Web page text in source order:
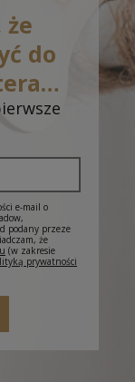
że
do
e-mail o
podany przeze
że
(w zakresie
prywatności